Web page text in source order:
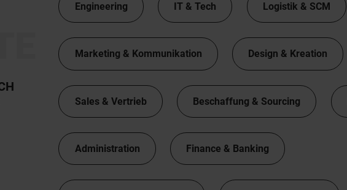
Engineering IT & Tech Logistik & SCM
Marketing & Kommunikation Design & Kreation
Sales & Vertrieb Beschaffung & Sourcing
Administration Finance & Banking